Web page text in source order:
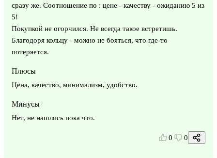
сразу же. Соотношение по : цене - качеству - ожиданию 5 из
5!
Покупкой не огорчился. Не всегда такое встретишь.
Благодоря кольцу - можно не бояться, что где-то
потеряется.
Плюсы
Цена, качество, минимализм, удобство.
Минусы
Нет, не нашлись пока что.
0 0